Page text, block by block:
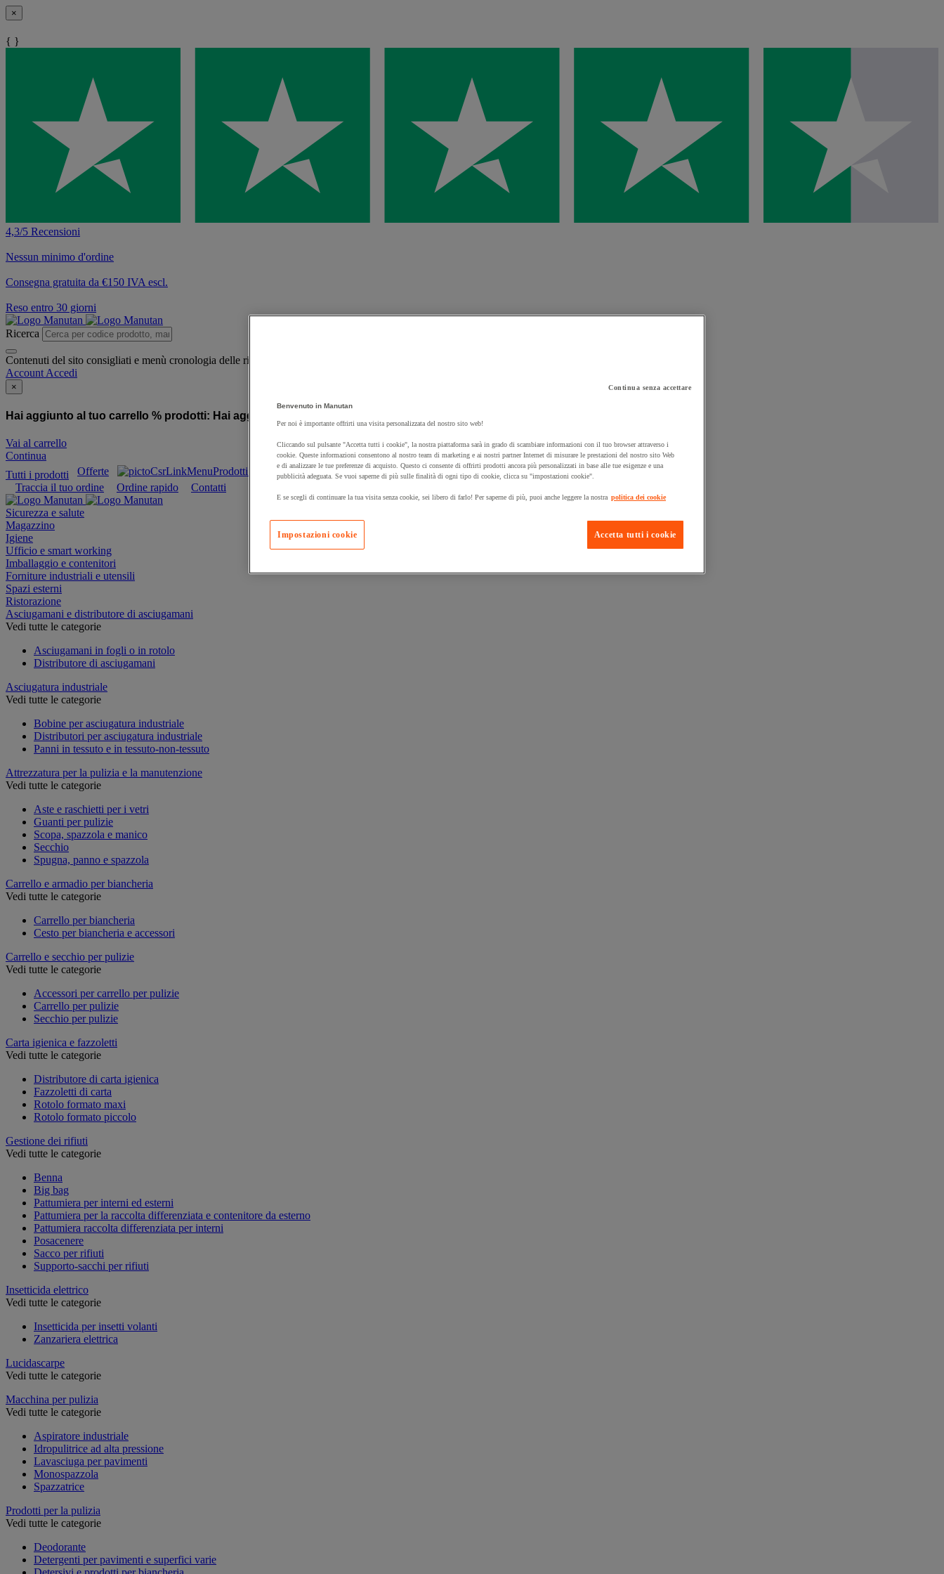
×
{ }
4,3/5 Recensioni
Nessun minimo d'ordine
Consegna gratuita da €150 IVA escl.
Reso entro 30 giorni
Ricerca
Contenuti del sito consigliati e menù cronologia delle ricerche
Account Accedi
×
Hai aggiunto al tuo carrello % prodotti: Hai aggiunto al tuo carrello un prodotto:
Vai al carrello
Continua
Tutti i prodotti
Offerte Prodotti sostenibili Manutan Expert
Prodotti in pronta consegna
Traccia il tuo ordine
Ordine rapido Contatti
Sicurezza e salute
Magazzino
Igiene
Ufficio e smart working
Imballaggio e contenitori
Forniture industriali e utensili
Spazi esterni
Ristorazione
Asciugamani e distributore di asciugamani
Vedi tutte le categorie
Asciugamani in fogli o in rotolo
Distributore di asciugamani
Asciugatura industriale
Vedi tutte le categorie
Bobine per asciugatura industriale
Distributori per asciugatura industriale
Panni in tessuto e in tessuto-non-tessuto
Attrezzatura per la pulizia e la manutenzione
Vedi tutte le categorie
Aste e raschietti per i vetri
Guanti per pulizie
Scopa, spazzola e manico
Secchio
Spugna, panno e spazzola
Carrello e armadio per biancheria
Vedi tutte le categorie
Carrello per biancheria
Cesto per biancheria e accessori
Carrello e secchio per pulizie
Vedi tutte le categorie
Accessori per carrello per pulizie
Carrello per pulizie
Secchio per pulizie
Carta igienica e fazzoletti
Vedi tutte le categorie
Distributore di carta igienica
Fazzoletti di carta
Rotolo formato maxi
Rotolo formato piccolo
Gestione dei rifiuti
Vedi tutte le categorie
Benna
Big bag
Pattumiera per interni ed esterni
Pattumiera per la raccolta differenziata e contenitore da esterno
Pattumiera raccolta differenziata per interni
Posacenere
Sacco per rifiuti
Supporto-sacchi per rifiuti
Insetticida elettrico
Vedi tutte le categorie
Insetticida per insetti volanti
Zanzariera elettrica
Lucidascarpe
Vedi tutte le categorie
Macchina per pulizia
Vedi tutte le categorie
Aspiratore industriale
Idropulitrice ad alta pressione
Lavasciuga per pavimenti
Monospazzola
Spazzatrice
Prodotti per la pulizia
Vedi tutte le categorie
Deodorante
Detergenti per pavimenti e superfici varie
Continua senza accettare
Benvenuto in Manutan
Per noi è importante offrirti una visita personalizzata del nostro sito web!
Cliccando sul pulsante "Accetta tutti i cookie", la nostra piattaforma sarà in grado di scambiare informazioni con il tuo browser attraverso i
cookie. Queste informazioni consentono al nostro team di marketing e ai nostri partner Internet di misurare le prestazioni del nostro sito Web
e di analizzare le tue preferenze di acquisto. Questo ci consente di offrirti prodotti ancora più personalizzati in base alle tue esigenze e una
pubblicità adeguata. Se vuoi saperne di più sulle finalità di ogni tipo di cookie, clicca su "impostazioni cookie".
E se scegli di continuare la tua visita senza cookie, sei libero di farlo! Per saperne di più, puoi anche leggere la nostra politica dei cookie
Accetta tutti i cookie
Impostazioni cookie